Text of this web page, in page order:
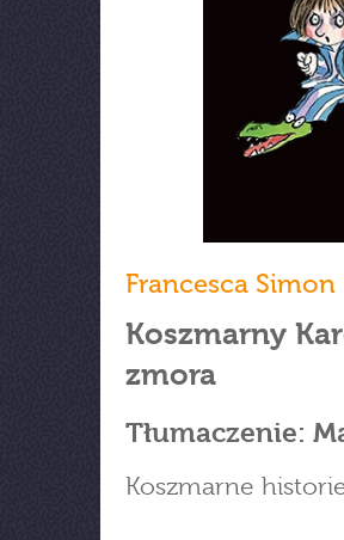
Francesca Simon
Koszmarny
zmora
Tłumaczenie:
Koszmarne